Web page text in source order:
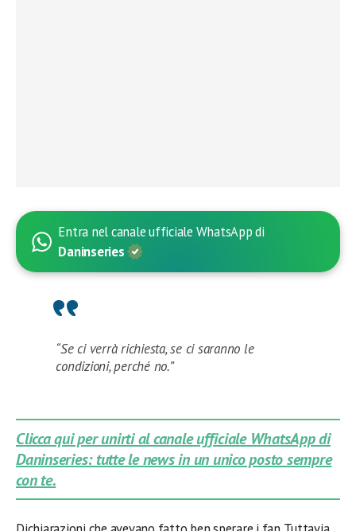
Entra nel canale ufficiale WhatsApp di
Daninseries
“Se ci verrà richiesta, se ci saranno le
condizioni, perché no.”
Clicca qui per unirti al canale ufficiale WhatsApp di
Daninseries: tutte le news in un unico posto sempre
con te.